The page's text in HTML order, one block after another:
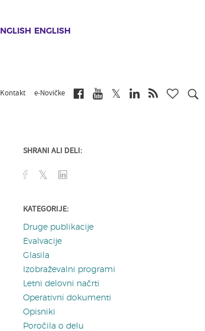
ENGLISH
Kontakt e-Novičke
SHRANI ALI DELI:
KATEGORIJE:
Druge publikacije
Evalvacije
Glasila
Izobraževalni programi
Letni delovni načrti
Operativni dokumenti
Opisniki
Poročila o delu